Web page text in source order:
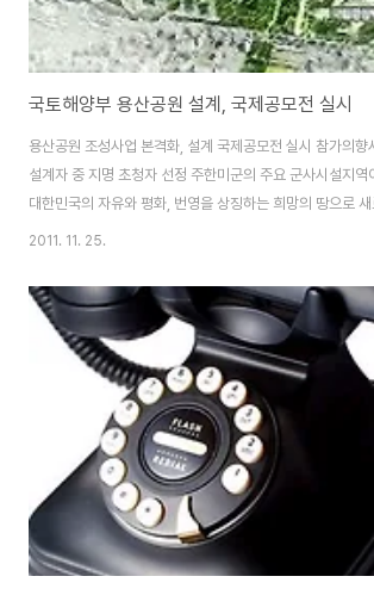
국토해양부 용산공원 설계, 국제공모전 실시
용산공원 조성사업 본격화, 설계 국제공모전 실시 참가의향
설계자 중 지명 초청자 선정 주한미군의 주요 군사시설지역
대한민국의 자유와 평화, 번영을 상징하는 희망의 땅으로
다. 지난 2003년 한·미 정상간 용산기지 이전을 합의한 이
업이 본격화되었음을 알렸다. 용산공원 설계 국제공모는 용
합기본계획(2011)에서 제시한 용산공원의 비전과 목표를
스터플랜 안을 선정하기 위해 국제 설계공모방식으로 추진
참가의향서를 제출한 국내외 설계자 중 지명 초청자를 8개
자 중심의 설계공모전을 실시하는 방식으로 진..
2011. 11. 25.